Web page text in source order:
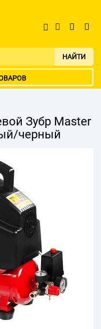
НАЙТИ
Зубр Master
черный